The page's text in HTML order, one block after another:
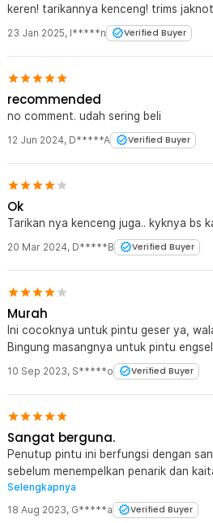
keren! tarikannya kenceng! trims jaknot
23 Jan 2025, I*****n Verified Buyer
recommended
no comment. udah sering beli
12 Jun 2024, D*****A Verified Buyer
Ok
Tarikan nya kenceng juga.. kyknya bs
20 Mar 2024, D*****B Verified Buyer
Murah
Ini cocoknya untuk pintu geser ya,
Bingung masangnya untuk pintu
10 Sep 2023, S*****o Verified Buyer
Sangat berguna.
Penutup pintu ini berfungsi dengan
sebelum menempelkan penarik dan
dulu posisinya dengan cara
lakban dan memegang penarik
Selengkapnya
18 Aug 2023, G*****a Verified Buyer